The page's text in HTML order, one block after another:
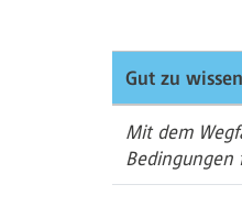
Gut zu wissen
Mit dem
Bedingungen